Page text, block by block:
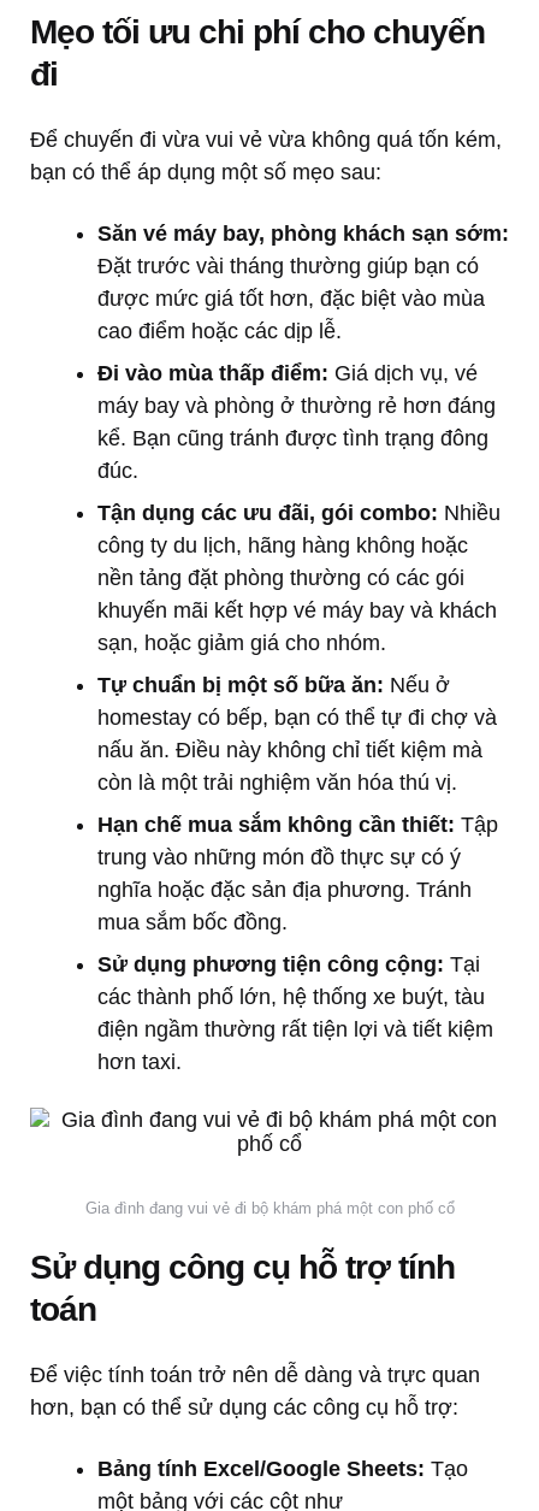
Mẹo tối ưu chi phí cho chuyến
đi
Để chuyến đi vừa vui vẻ vừa không quá tốn kém,
bạn có thể áp dụng một số mẹo sau:
Săn vé máy bay, phòng khách sạn sớm:
Đặt trước vài tháng thường giúp bạn có
được mức giá tốt hơn, đặc biệt vào mùa
cao điểm hoặc các dịp lễ.
Đi vào mùa thấp điểm: Giá dịch vụ, vé
máy bay và phòng ở thường rẻ hơn đáng
kể. Bạn cũng tránh được tình trạng đông
đúc.
Tận dụng các ưu đãi, gói combo: Nhiều
công ty du lịch, hãng hàng không hoặc
nền tảng đặt phòng thường có các gói
khuyến mãi kết hợp vé máy bay và khách
sạn, hoặc giảm giá cho nhóm.
Tự chuẩn bị một số bữa ăn: Nếu ở
homestay có bếp, bạn có thể tự đi chợ và
nấu ăn. Điều này không chỉ tiết kiệm mà
còn là một trải nghiệm văn hóa thú vị.
Hạn chế mua sắm không cần thiết: Tập
trung vào những món đồ thực sự có ý
nghĩa hoặc đặc sản địa phương. Tránh
mua sắm bốc đồng.
Sử dụng phương tiện công cộng: Tại
các thành phố lớn, hệ thống xe buýt, tàu
điện ngầm thường rất tiện lợi và tiết kiệm
hơn taxi.
Gia đình đang vui vẻ đi bộ khám phá một con phố cổ
Sử dụng công cụ hỗ trợ tính
toán
Để việc tính toán trở nên dễ dàng và trực quan
hơn, bạn có thể sử dụng các công cụ hỗ trợ:
Bảng tính Excel/Google Sheets: Tạo
một bảng với các cột như